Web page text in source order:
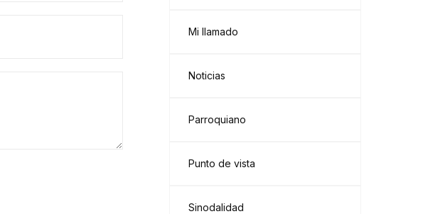
Mi llamado
Noticias
Parroquiano
Punto de vista
Sinodalidad